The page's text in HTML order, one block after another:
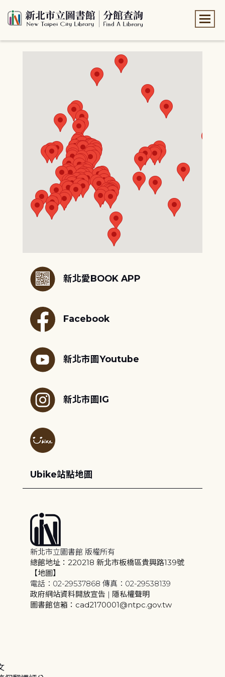
新北愛BOOK APP
Facebook
新北市圖Youtube
新北市圖IG
Ubike站點地圖
新北市立圖書館 版權所有
總館地址：220218 新北市板橋區貴興路139號
【地圖】
電話：02-29537868 傳真：02-29538139
政府網站資料開放宣告 | 隱私權聲明
圖書館信箱：cad2170001@ntpc.gov.tw